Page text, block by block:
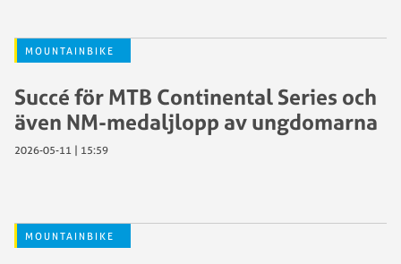
MOUNTAINBIKE
Succé för MTB Continental Series och
även NM-medaljlopp av ungdomarna
2026-05-11 | 15:59
MOUNTAINBIKE